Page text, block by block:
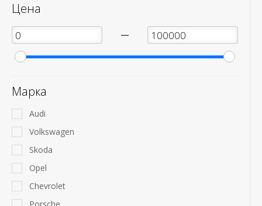
Цена
—
Марка
Audi
Volkswagen
Skoda
Opel
Chevrolet